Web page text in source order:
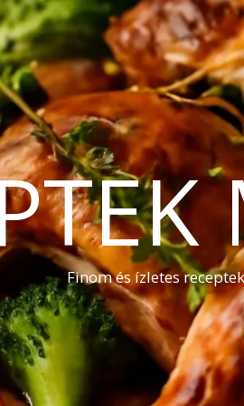
Finom és ízletes